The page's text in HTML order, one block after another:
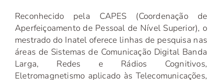
Reconhecido pela CAPES (Coordenação de
Aperfeiçoamento de Pessoal de Nível Superior), o
mestrado do Inatel oferece linhas de pesquisa nas
áreas de Sistemas de Comunicação Digital Banda
Larga, Redes e Rádios Cognitivos,
Eletromagnetismo aplicado às Telecomunicações,